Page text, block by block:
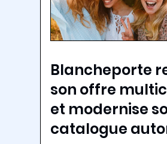
Blancheporte
son offre
et modernise
catalogue